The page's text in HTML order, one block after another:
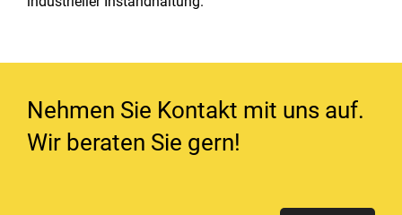
Nehmen Sie Kontakt mit uns auf.
Wir beraten Sie gern!